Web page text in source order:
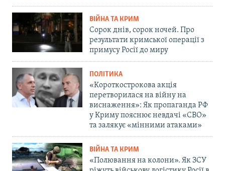
ВІЙНА ТА КРИМ
Сорок днів, сорок ночей. Про
результати кримської операції з
примусу Росії до миру
ПОЛІТИКА
«Короткострокова акція
перетворилася на війну на
виснаження»: Як пропаганда РФ
у Криму пояснює невдачі «СВО»
та залякує «мінними атаками»
ВІЙНА ТА КРИМ
«Полювання на колони». Як ЗСУ